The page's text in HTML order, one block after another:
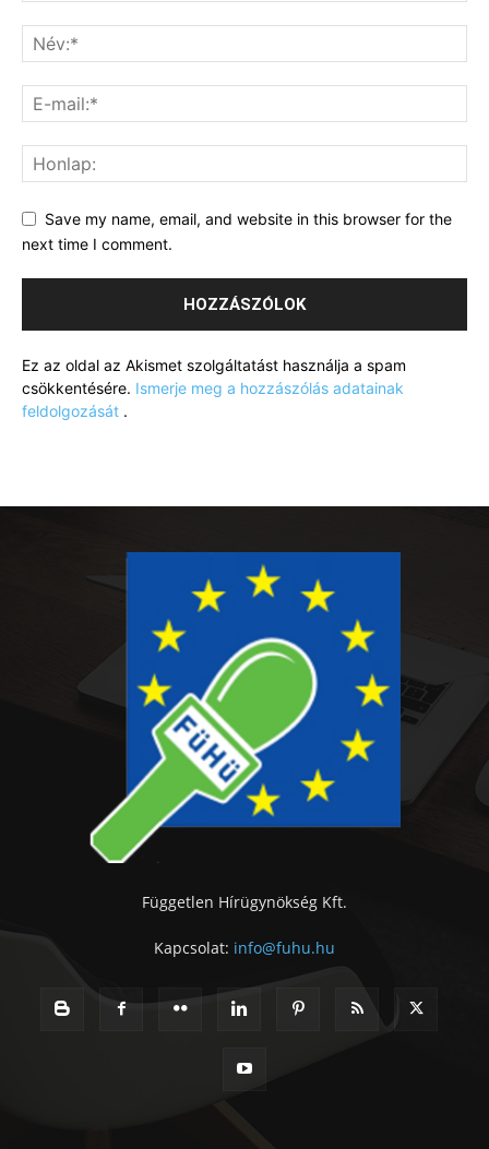
Save my name, email, and website in this browser for the
next time I comment.
Ez az oldal az Akismet szolgáltatást használja a spam
csökkentésére. Ismerje meg a hozzászólás adatainak
feldolgozását .
Független Hírügynökség Kft.
Kapcsolat: info@fuhu.hu